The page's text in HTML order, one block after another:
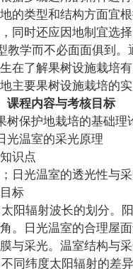
的类型和结构方面宜
同时还应因地制宜选
教学而不必面面俱到。
在了解果树设施栽培
主要果树设施栽培的实
课程内容与考核目标
保护地栽培的基础理
温室的采光原理
识点
光温室的透光性与采
标
辐射波长的划分。阳
。日光温室的合理屋
与采光。温室结构与采
纬度太阳辐射的差异